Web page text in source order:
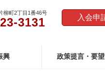
柳町2丁目1番46号
3131 入会申
興 政策提言・要
行物